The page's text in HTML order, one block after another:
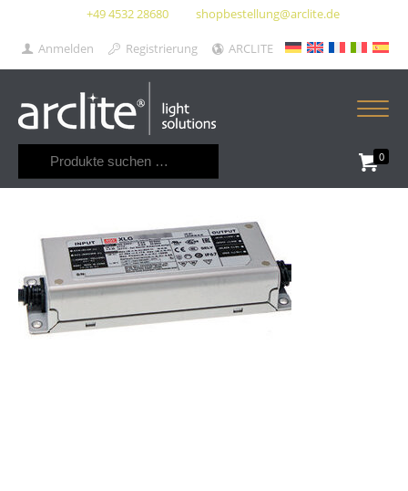
+49 4532 28680 shopbestellung@arclite.de
Anmelden Registrierung ARCLITE
0